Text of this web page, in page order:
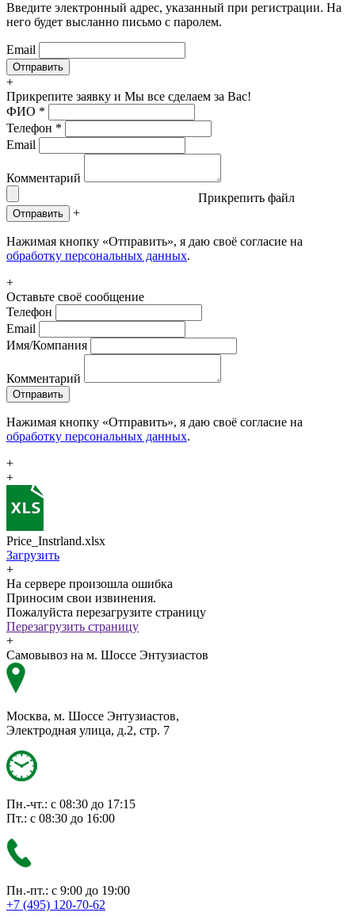
Введите электронный адрес, указанный при регистрации. На
него будет высланно письмо с паролем.
Email
+
Прикрепите заявку и Мы все сделаем за Вас!
ФИО *
Телефон *
Email
Комментарий
Прикрепить файл
Отправить +
Нажимая кнопку «Отправить», я даю своё согласие на
обработку персональных данных.
+
Оставьте своё сообщение
Телефон
Email
Имя/Компания
Комментарий
Отправить
Нажимая кнопку «Отправить», я даю своё согласие на
обработку персональных данных.
+
+
Price_Instrland.xlsx
Загрузить
+
На сервере произошла ошибка
Приносим свои извинения.
Пожалуйста перезагрузите страницу
Перезагрузить страницу
+
Самовывоз на м. Шоссе Энтузиастов
Москва, м. Шоссе Энтузиастов,
Электродная улица, д.2, стр. 7
Пн.-чт.: с 08:30 до 17:15
Пт.: с 08:30 до 16:00
Пн.-пт.: с 9:00 до 19:00
+7 (495) 120-70-62